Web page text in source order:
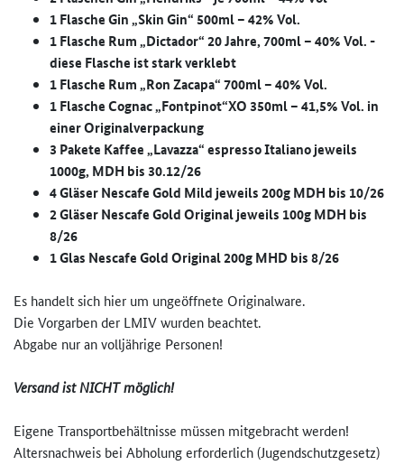
1 Flasche Gin „Skin Gin“ 500ml – 42% Vol.
1 Flasche Rum „Dictador“ 20 Jahre, 700ml – 40% Vol. -
diese Flasche ist stark verklebt
1 Flasche Rum „Ron Zacapa“ 700ml – 40% Vol.
1 Flasche Cognac „Fontpinot“XO 350ml – 41,5% Vol. in
einer Originalverpackung
3 Pakete Kaffee „Lavazza“ espresso Italiano jeweils
1000g, MDH bis 30.12/26
4 Gläser Nescafe Gold Mild jeweils 200g MDH bis 10/26
2 Gläser Nescafe Gold Original jeweils 100g MDH bis
8/26
1 Glas Nescafe Gold Original 200g MHD bis 8/26
Es handelt sich hier um ungeöffnete Originalware.
Die Vorgarben der LMIV wurden beachtet.
Abgabe nur an volljährige Personen!
Versand ist NICHT möglich!
Eigene Transportbehältnisse müssen mitgebracht werden!
Altersnachweis bei Abholung erforderlich (Jugendschutzgesetz)